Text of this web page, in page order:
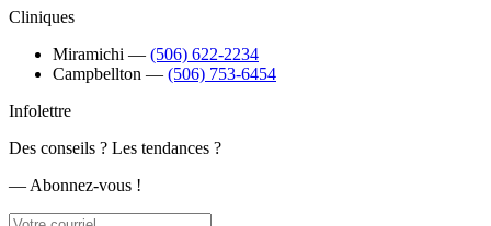
Cliniques
Miramichi ― (506) 622-2234
Campbellton ― (506) 753-6454
Infolettre
Des conseils ? Les tendances ?
― Abonnez-vous !